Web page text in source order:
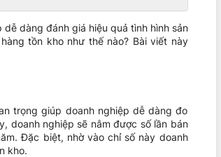
dàng đánh giá hiệu quả tình hình sản
tồn kho như thế nào? Bài viết này
trọng giúp doanh nghiệp dễ dàng đo
doanh nghiệp sẽ nắm được số lần bán
Đặc biệt, nhờ vào chỉ số này doanh
kho.